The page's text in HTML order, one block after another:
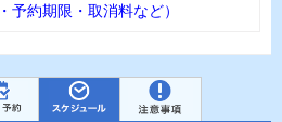
予約期限・取消料など）